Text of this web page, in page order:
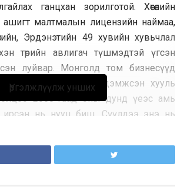
ганцхан зорилготой. Хөтөлийн
малтмалын лицензийн наймаа,
Эрдэнэтийн 49 хувийн хувьчлал
төрийн авлигач түшмэдтэй үгсэн
луйвар. Монголд том бизнесүүд
замаар өөрсдийгөө дэмжсэн хууль
2000-гаад оны дунд үеэс амь
ирсэн нь нууц биш. Сүүлдээ энэ нь
болж оршин тогтносон. Улс төрийн
өрсөлддөг байтал хамтын бизнесээ
Үргэлжлүүлж унших